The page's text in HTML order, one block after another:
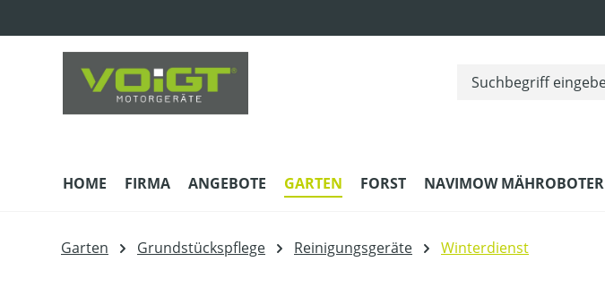
HOME FIRMA ANGEBOTE GARTEN FORST NAVIMOW MÄHROBOTER
Garten Grundstückspflege Reinigungsgeräte Winterdienst